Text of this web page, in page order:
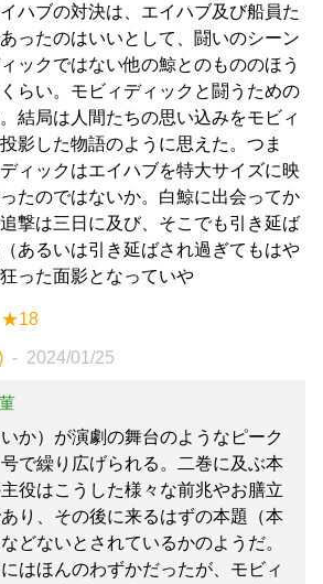
ハブの対決は、エイハブ及び船員た
ったのはいいとして、闘いのシーン
ックではない他の鯨とのもののほう
らい。モビィディックと闘うための
結局は人間たちの思い込みをモビィ
影した物語のように思えた。つま
ィックはエイハブを特大サイズに映
たのではないか。白鯨に出会ってか
撃は三日に及び、そこでも引き延ば
あるいは引き延ばされ過ぎてもはや
った面影となっていや
★18
2024/01/25
いか）が演劇の舞台のようなピーク
号で繰り広げられる。二巻に及ぶ本
役はこうした様々な前兆やお膳立
り、その後に来るはずの本題（本
どないとされているかのようだ。
はほんのわずかだったが、モビィ